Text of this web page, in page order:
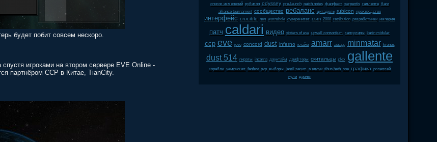
будет побит совсем нескоро.
игроками на втором сервере EVE Online -
партнёром ССР в Китае, TianCity.
список изменений рубикон odyssey pre-launch patch notes фанфест serpentis галленте баги
alliance tournament сообщество ребаланс цитадель rubicon производство
интерфейс crucible пвп wormhole суверенитет csm 2008 retribution разработчики империя
патч caldari видео sisters of eve upwell consortium капсулиры karin midular
ccp eve jove concord dust inferno клайм amarr амарр minmatar kronos
dust 514 пираты incarna даунтайм дрифтеры скитальцы plex gallente
корабли чемпионат fanfest pvp выборы jamil sarum мелочи tibus heth soe графика ролеплей
нули дроны